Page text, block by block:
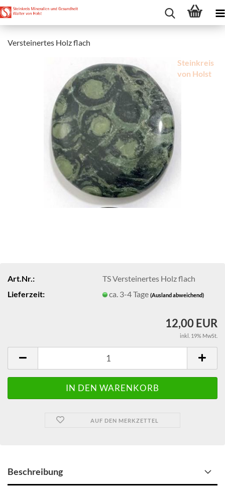
Versteinertes Holz flach
Steinkreis
von Holst
Art.Nr.:
TS Versteinertes Holz flach
Lieferzeit:
ca. 3-4 Tage(Ausland abweichend)
12,00 EUR
inkl. 19% MwSt.
AUF DEN MERKZETTEL
Beschreibung